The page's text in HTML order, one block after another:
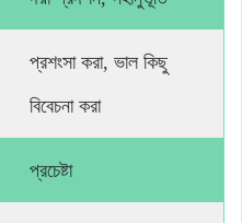
প্রশংসা করা, ভাল কিছু
বিবেচনা করা
প্রচেষ্টা